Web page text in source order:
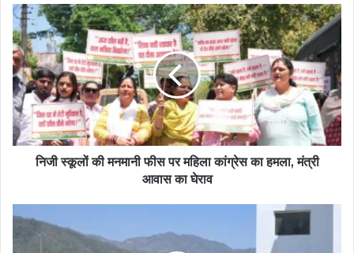
निजी स्कूलों की मनमानी फीस पर महिला कांग्रेस का हमला, मंत्री
आवास का घेराव